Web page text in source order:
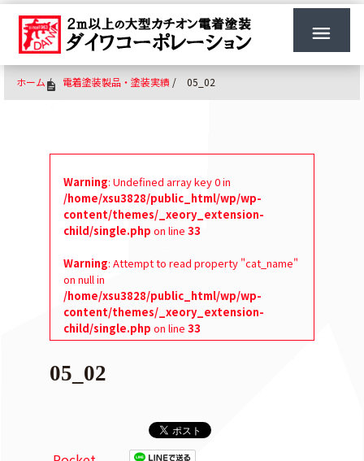
ホーム/ 電着塗装製品・塗装実績 / 05_02
Warning: Undefined array key 0 in
/home/xsu3828/public_html/wp/wp-
content/themes/_xeory_extension-
child/single.php on line 33
Warning: Attempt to read property "cat_name"
on null in
/home/xsu3828/public_html/wp/wp-
content/themes/_xeory_extension-
child/single.php on line 33
05_02